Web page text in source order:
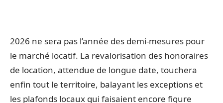
2026 ne sera pas l’année des demi-mesures pour
le marché locatif. La revalorisation des honoraires
de location, attendue de longue date, touchera
enfin tout le territoire, balayant les exceptions et
les plafonds locaux qui faisaient encore figure